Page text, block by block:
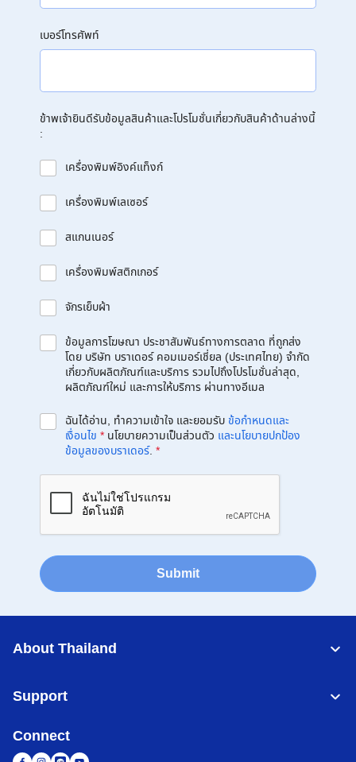
เบอร์โทรศัพท์
ข้าพเจ้ายินดีรับข้อมูลสินค้าและโปรโมชั่นเกี่ยวกับสินค้าด้านล่างนี้
:
เครื่องพิมพ์อิงค์แท็งก์
เครื่องพิมพ์เลเซอร์
สแกนเนอร์
เครื่องพิมพ์สติกเกอร์
จักรเย็บผ้า
ข้อมูลการโฆษณา ประชาสัมพันธ์ทางการตลาด ที่ถูกส่ง
โดย บริษัท บราเดอร์ คอมเมอร์เชี่ยล (ประเทศไทย) จำกัด
เกี่ยวกับผลิตภัณฑ์และบริการ รวมไปถึงโปรโมชั่นล่าสุด,
ผลิตภัณฑ์ใหม่ และการให้บริการ ผ่านทางอีเมล
ฉันได้อ่าน, ทำความเข้าใจ และยอมรับข้อกำหนดและ
เงื่อนไข * นโยบายความเป็นส่วนตัว และนโยบายปกป้อง
ข้อมูลของบราเดอร์. *
Submit
About Thailand
Support
Connect